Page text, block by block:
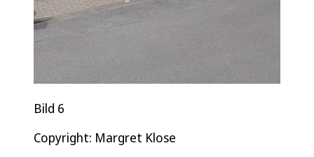
Bild 6
Copyright: Margret Klose